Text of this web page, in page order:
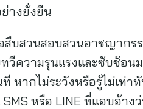
างยั่งยืน
สวนสอบสวนอาชญากรร
วีความรุนแรงและซับซ้อ
หากไม่ระวังหรือรู้ไม่เท่
หรือ LINE ที่แอบอ้างว่